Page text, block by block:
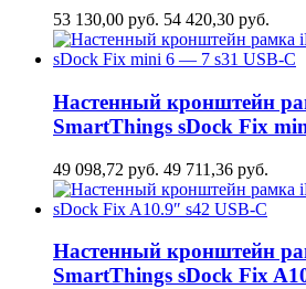
53 130,00 руб. 54 420,30 руб.
Настенный кронштейн
SmartThings sDock Fix
49 098,72 руб. 49 711,36 руб.
Настенный кронштейн
SmartThings sDock Fix